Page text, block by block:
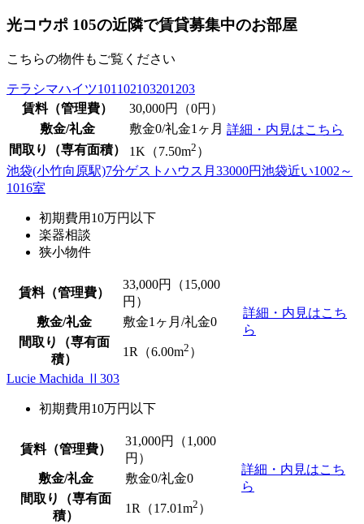
光コウポ 105の近隣で賃貸募集中のお部屋
こちらの物件もご覧ください
テラシマハイツ101102103201203
賃料（管理費）
30,000円（0円）
詳細・内見はこちら
敷金/礼金 敷金0/礼金1ヶ月
間取り（専有面積）
1K（7.50m2 ）
池袋(小竹向原駅)7分ゲストハウス月33000円池袋近い1002～
1016室
初期費用10万円以下
楽器相談
狭小物件
賃料（管理費）
33,000円（15,000
円）
詳細・内見はこち
ら
敷金/礼金 敷金1ヶ月/礼金0
間取り（専有面
積）
1R（6.00m2 ）
Lucie Machida Ⅱ303
初期費用10万円以下
賃料（管理費）
31,000円（1,000
円）
詳細・内見はこち
ら
敷金/礼金 敷金0/礼金0
間取り（専有面
積）
1R（17.01m2 ）